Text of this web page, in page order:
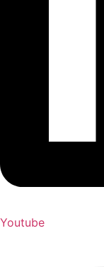
Youtube